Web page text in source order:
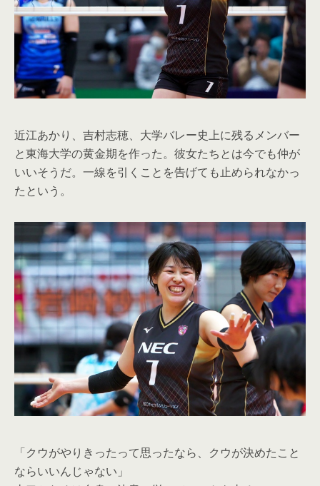
近江あかり、吉村志穂、大学バレー史上に残るメンバー
と東海大学の黄金期を作った。彼女たちとは今でも仲が
いいそうだ。一線を引くことを告げても止められなかっ
たという。
「クウがやりきったって思ったなら、クウが決めたこと
ならいいんじゃない」